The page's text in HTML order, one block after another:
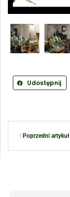
Udostępnij
Poprzedni artykuł